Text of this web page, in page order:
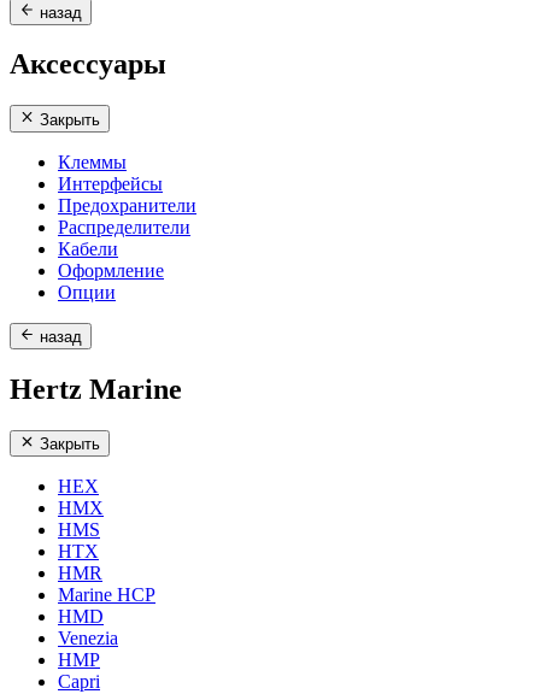
назад
Аксессуары
Закрыть
Клеммы
Интерфейсы
Предохранители
Распределители
Кабели
Оформление
Опции
назад
Hertz Marine
Закрыть
HEX
HMX
HMS
HTX
HMR
Marine HCP
HMD
Venezia
HMP
Capri